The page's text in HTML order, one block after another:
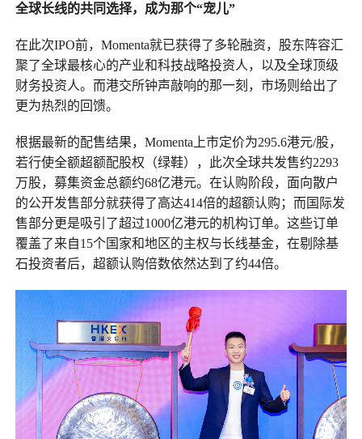
全球长线的共同选择， 成为那个“宠儿”
在此次IPO前，Momenta就已获得了多轮融资，股东阵容汇
聚了全球最核心的产业和科技战略投资人，以及全球顶级
财务投资人。而港交所钟声敲响的那一刻，市场则给出了
更为热烈的回馈。
根据最新的配售结果，Momenta上市定价为295.6港元/股，
若行使全额超额配股权（绿鞋），此次全球共发售约2293
万股，募集资金总额约68亿港元。在认购阶段，面向散户
的公开发售部分就获得了高达414倍的超额认购；而国际发
售部分更是吸引了超过1000亿港元的机构订单。这些订单
覆盖了来自15个国家和地区的主权与长线基金，在剔除基
石投资者后，超额认购倍数依然达到了约44倍。